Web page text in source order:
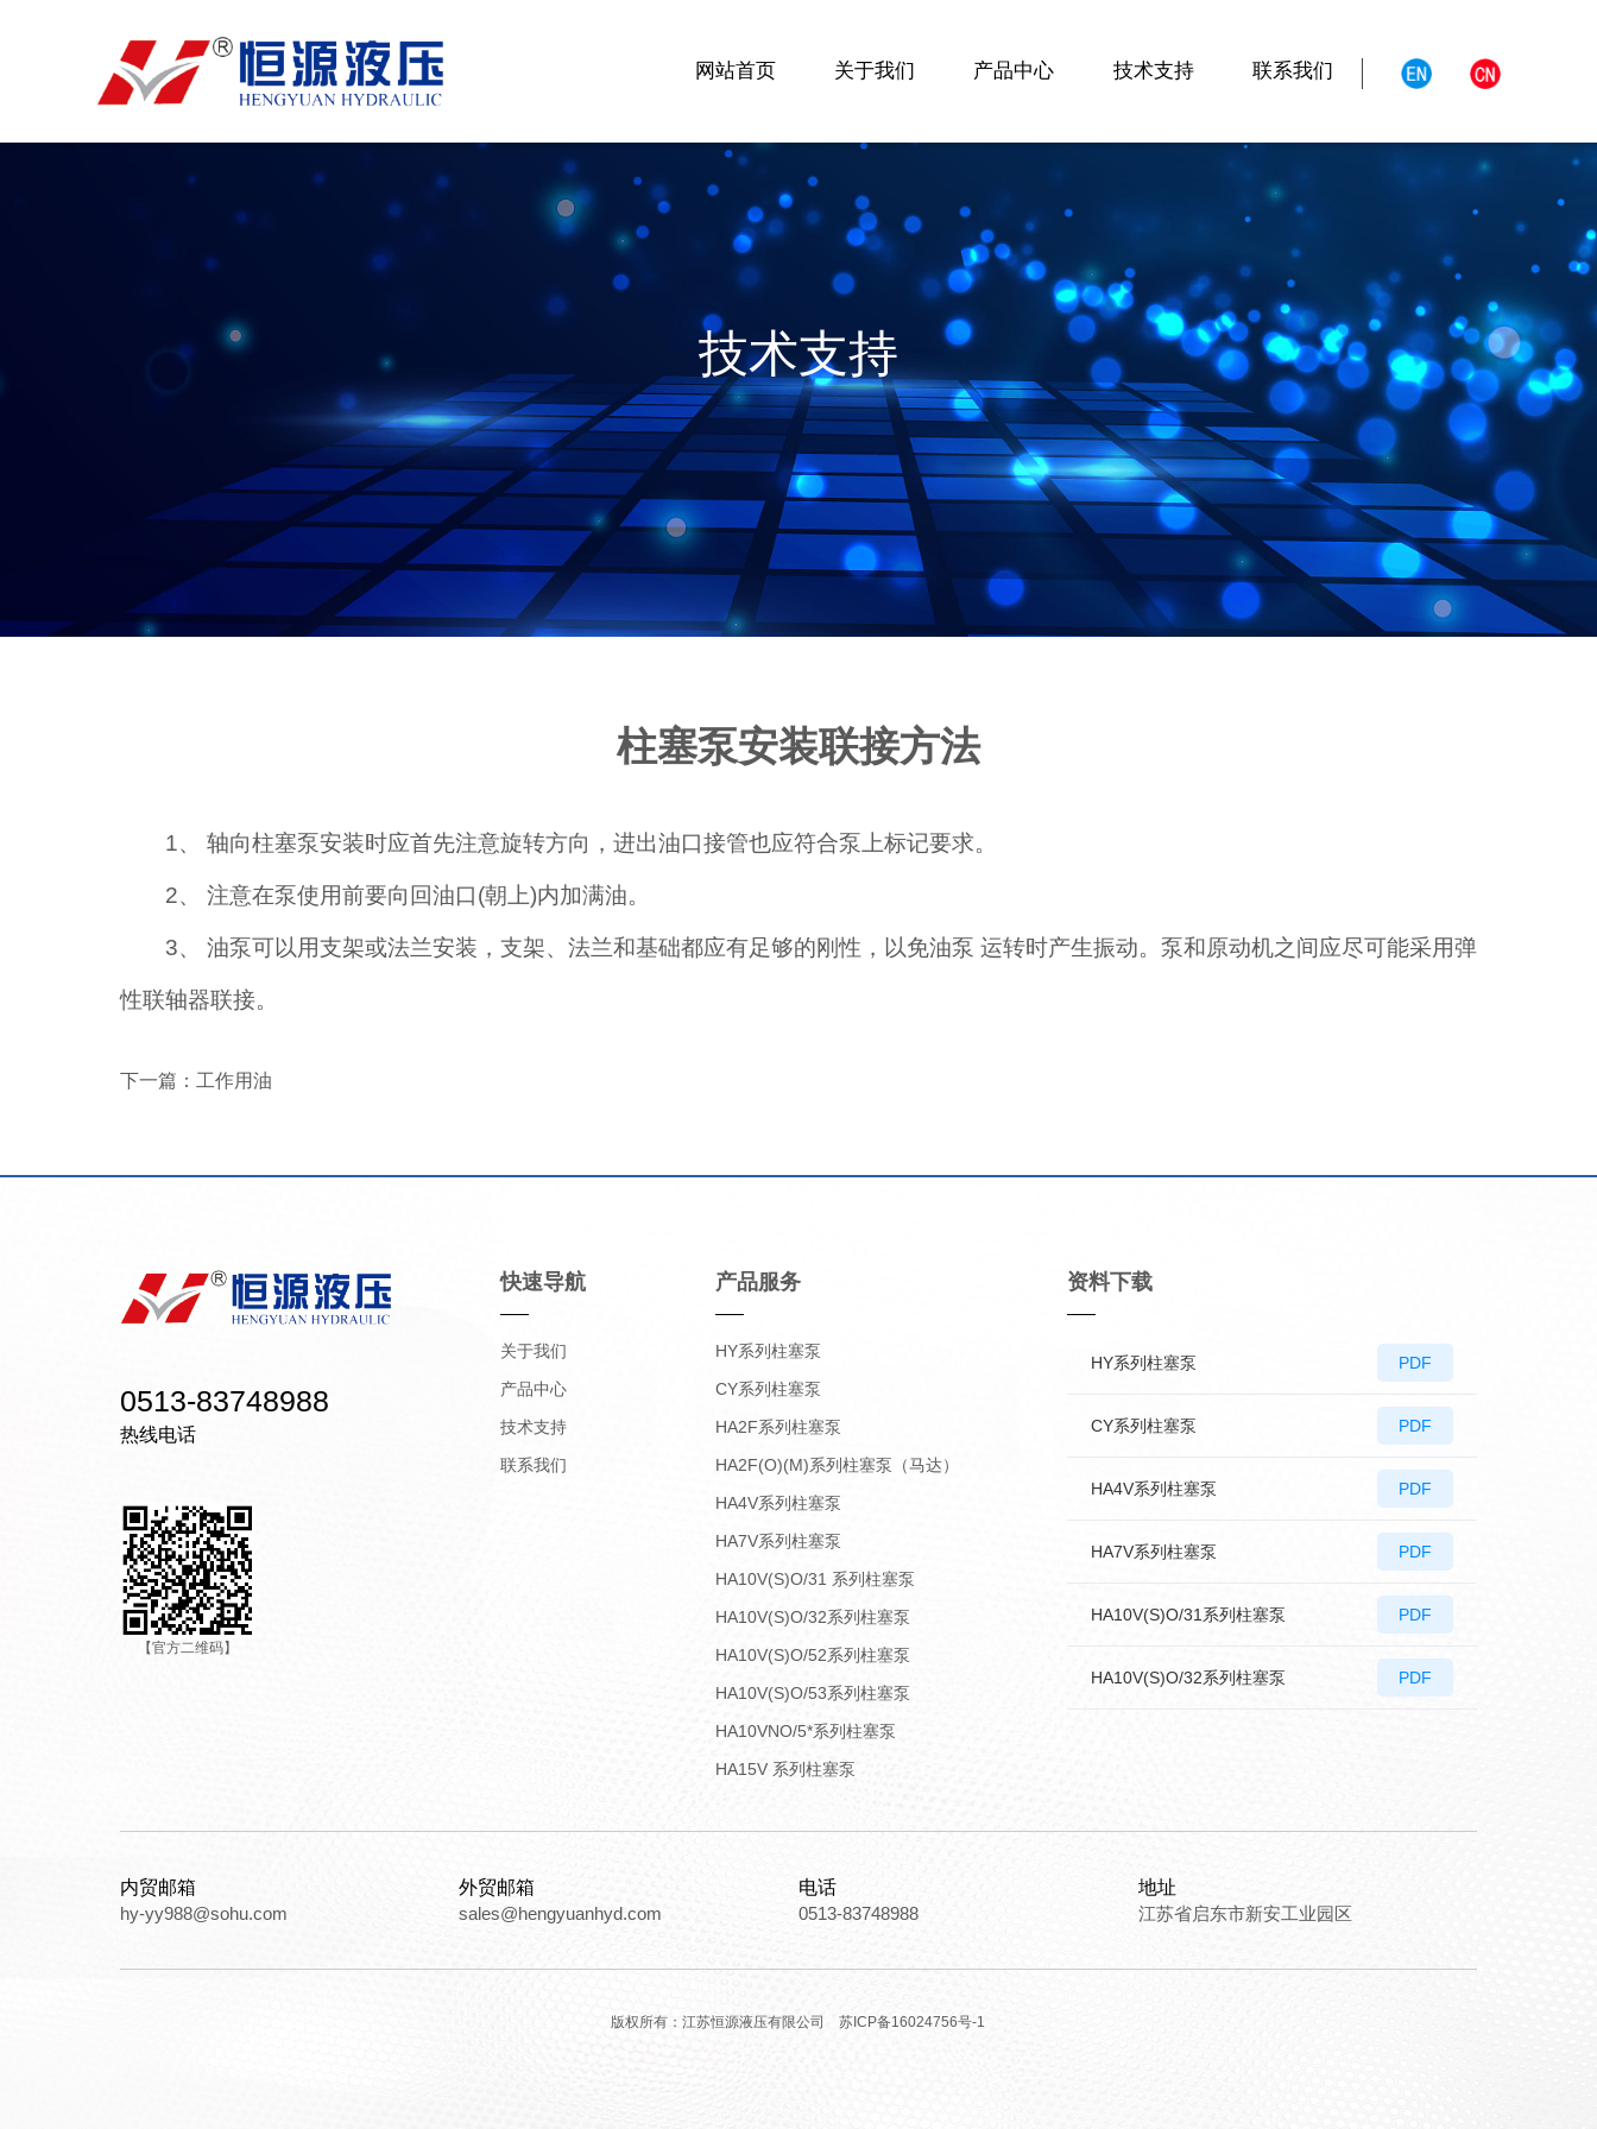
网站首页 关于我们 产品中心 技术支持 联系我们
技术支持
柱塞泵安装联接方法
1、 轴向柱塞泵安装时应首先注意旋转方向，进出油口接管也应符合泵上标记要求。
2、 注意在泵使用前要向回油口(朝上)内加满油。
3、 油泵可以用支架或法兰安装，支架、法兰和基础都应有足够的刚性，以免油泵 运转时产生振动。泵和原动机之间应尽可能采用弹
性联轴器联接。
下一篇： 工作用油
0513-83748988
热线电话
【官方二维码】
快速导航
关于我们
产品中心
技术支持
联系我们
产品服务
HY系列柱塞泵
CY系列柱塞泵
HA2F系列柱塞泵
HA2F(O)(M)系列柱塞泵（马达）
HA4V系列柱塞泵
HA7V系列柱塞泵
HA10V(S)O/31 系列柱塞泵
HA10V(S)O/32系列柱塞泵
HA10V(S)O/52系列柱塞泵
HA10V(S)O/53系列柱塞泵
HA10VNO/5*系列柱塞泵
HA15V 系列柱塞泵
资料下载
HY系列柱塞泵 PDF
CY系列柱塞泵 PDF
HA4V系列柱塞泵 PDF
HA7V系列柱塞泵 PDF
HA10V(S)O/31系列柱塞泵 PDF
HA10V(S)O/32系列柱塞泵 PDF
内贸邮箱
hy-yy988@sohu.com
外贸邮箱
sales@hengyuanhyd.com
电话
0513-83748988
地址
江苏省启东市新安工业园区
版权所有：江苏恒源液压有限公司苏ICP备16024756号-1